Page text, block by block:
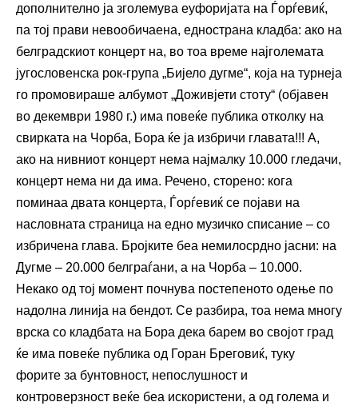
дополнително ја зголемува еуфоријата на Ѓорѓевиќ,
па тој прави невообичаена, еднострана кладба: ако на
белградскиот концерт на, во тоа време најголемата
југословенска рок-група „Бијело дугме“, која на турнеја
го промовираше албумот „Доживјети стоту“ (објавен
во декември 1980 г.) има повеќе публика отколку на
свирката на Чорба, Бора ќе ја избричи главата!!! А,
ако на нивниот концерт нема најмалку 10.000 гледачи,
концерт нема ни да има. Речено, сторено: кога
поминаа двата концерта, Ѓорѓевиќ се појави на
насловната страница на едно музичко списание – со
избричена глава. Бројките беа немилосрдно јасни: на
Дугме – 20.000 белграѓани, а на Чорба – 10.000.
Некако од тој момент почнува постепеното одење по
надолна линија на бендот. Се разбира, тоа нема многу
врска со кладбата на Бора дека барем во својот град
ќе има повеќе публика од Горан Бреговиќ, туку
форите за бунтовност, непослушност и
контроверзност веќе беа искористени, а од голема и